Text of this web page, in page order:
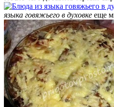
языка говяжьего в духовке еще